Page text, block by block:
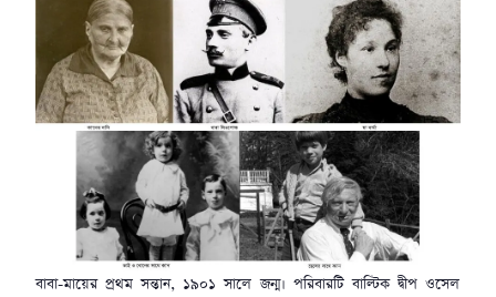
বাবা-মায়ের প্রথম সন্তান, ১৯০১ সালে জন্ম। পরিবারটি বাল্টিক দ্বীপ ওসেল